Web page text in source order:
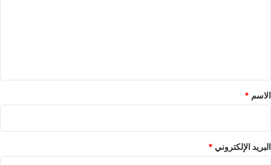
*
الاسم *
البريد الإلكتروني *